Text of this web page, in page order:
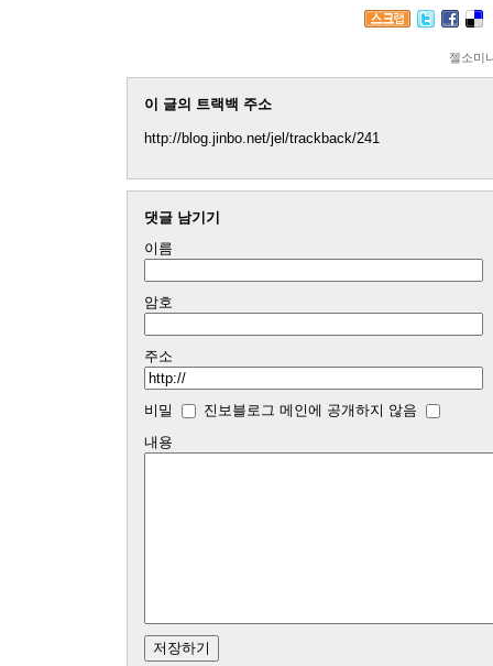
젤소미
이 글의 트랙백 주소
http://blog.jinbo.net/jel/trackback/241
댓글 남기기
이름
암호
주소
비밀
진보블로그 메인에 공개하지 않음
내용